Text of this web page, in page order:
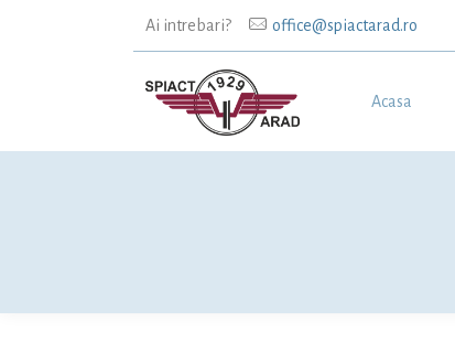
Ai intrebari? office@spiactarad.ro
Acasa